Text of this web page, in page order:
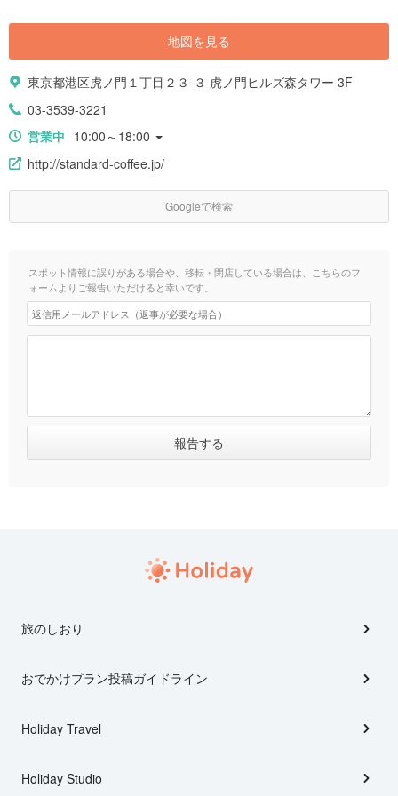
地図を見る
東京都港区虎ノ門１丁目２３-３ 虎ノ門ヒルズ森タワー 3F
03-3539-3221
営業中 10:00～18:00
http://standard-coffee.jp/
Googleで検索
スポット情報に誤りがある場合や、移転・閉店している場合は、こちらのフ
ォームよりご報告いただけると幸いです。
旅のしおり
おでかけプラン投稿ガイドライン
Holiday Travel
Holiday Studio